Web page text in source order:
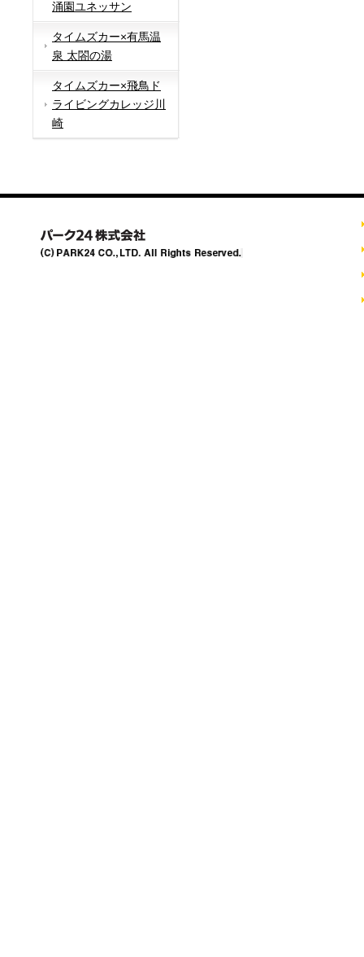
涌園ユネッサン
タイムズカー×有馬温
泉 太閤の湯
タイムズカー×飛鳥ド
ライビングカレッジ川
崎